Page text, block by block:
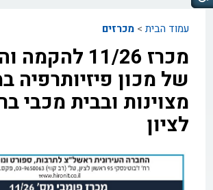
דבר
דירקטוריון
החברה
צור
קשר
עמוד הבית >מכרזים
מכרז 11/26
של מכון פיזיותרפיה
מצוינות ובבית מכבי
לציון